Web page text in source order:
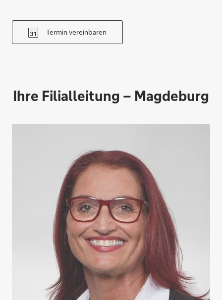
Termin vereinbaren
Ihre Filialleitung – Magdeburg